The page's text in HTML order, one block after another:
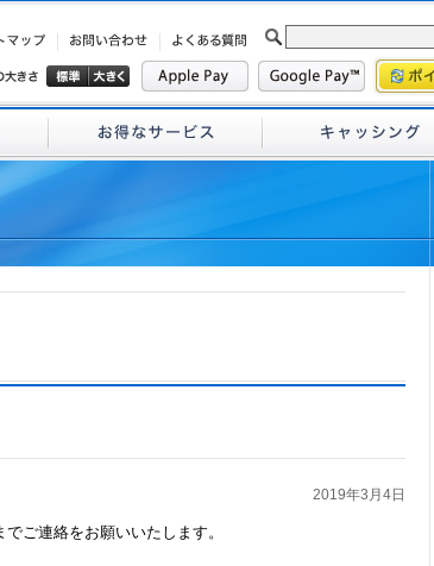
2019年3月4日
ご連絡をお願いいたします。